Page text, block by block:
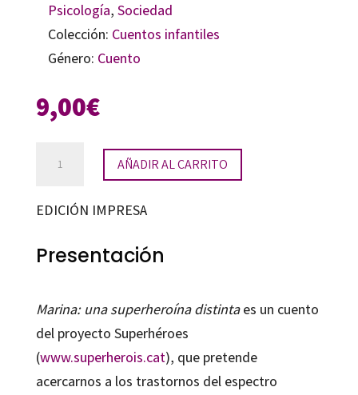
Psicología, Sociedad
Colección: Cuentos infantiles
Género: Cuento
9,00€
superheroína
cantidad
AÑADIR AL CARRITO
EDICIÓN IMPRESA
Presentación
Marina: una superheroína distintaes un cuento
del proyecto Superhéroes
(www.superherois.cat), que pretende
acercarnos a los trastornos del espectro